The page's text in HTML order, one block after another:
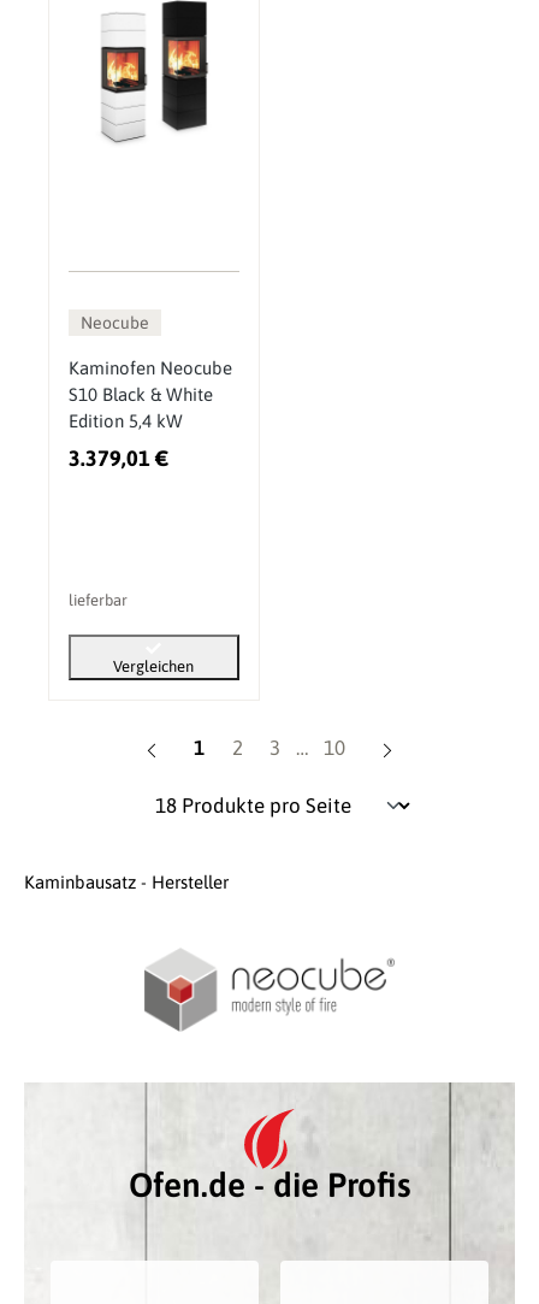
Neocube
Kaminofen Neocube
S10 Black & White
Edition 5,4 kW
3.379,01 €
lieferbar
Vergleichen
Seite
1 Seite
2 Seite
3 … Seite
10
Kaminbausatz - Hersteller
Ofen.de - die Profis